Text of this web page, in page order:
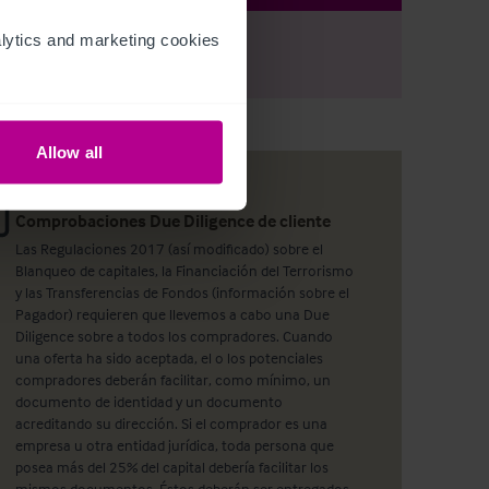
and marketing cookies
Allow all
Comprobaciones Due Diligence de cliente
Las Regulaciones 2017 (así modificado) sobre el
Blanqueo de capitales, la Financiación del Terrorismo
y las Transferencias de Fondos (información sobre el
Pagador) requieren que llevemos a cabo una Due
Diligence sobre a todos los compradores. Cuando
una oferta ha sido aceptada, el o los potenciales
compradores deberán facilitar, como mínimo, un
documento de identidad y un documento
acreditando su dirección. Si el comprador es una
empresa u otra entidad jurídica, toda persona que
posea más del 25% del capital debería facilitar los